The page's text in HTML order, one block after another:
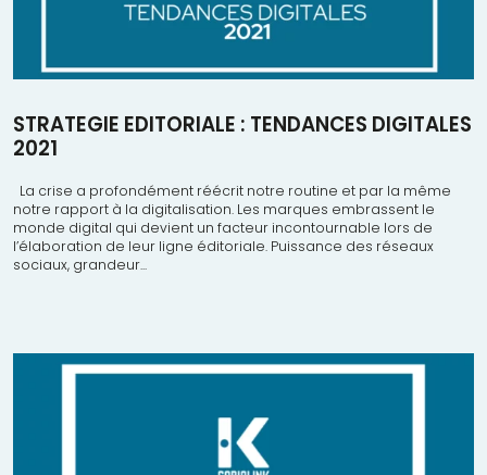
STRATEGIE EDITORIALE : TENDANCES DIGITALES
2021
La crise a profondément réécrit notre routine et par la même
notre rapport à la digitalisation. Les marques embrassent le
monde digital qui devient un facteur incontournable lors de
l’élaboration de leur ligne éditoriale. Puissance des réseaux
sociaux, grandeur...